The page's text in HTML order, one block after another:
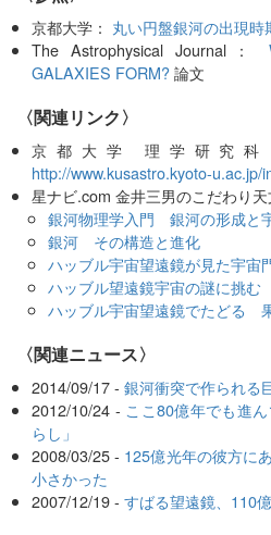
京都大学： 丸い円盤銀河の出現時
The Astrophysical Journal：
GALAXIES FORM?論文
〈関連リンク〉
京都大学 理学研究科
http://www.kusastro.kyoto-u.ac.jp/
星ナビ.com 金井三男のこだわり天
銀河物理学入門 銀河の形成と
銀河 その構造と進化
ハッブル宇宙望遠鏡が見た宇宙
ハッブル望遠鏡宇宙の謎に挑む
ハッブル宇宙望遠鏡でたどる
〈関連ニュース〉
2014/09/17 -銀河衝突で作られる
2012/10/24 - ここ80億年でも進
らし」
2008/03/25 - 125億光年の彼方に
小さかった
2007/12/19 -すばる望遠鏡、110